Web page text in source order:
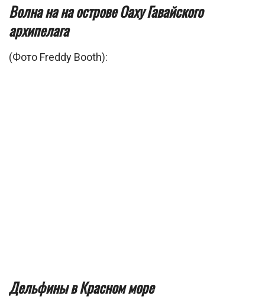
Волна на на острове Оаху Гавайского
архипелага
(Фото Freddy Booth):
Дельфины в Красном море